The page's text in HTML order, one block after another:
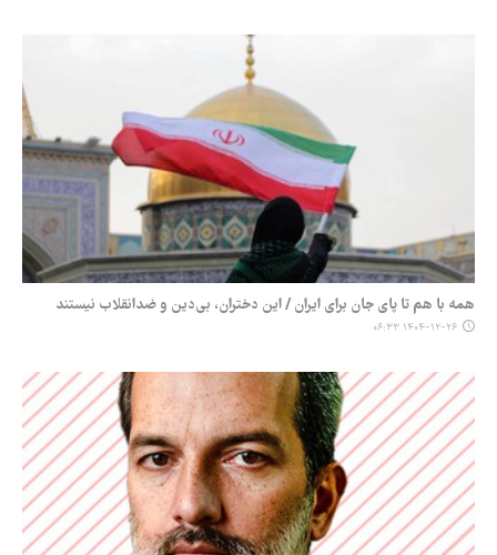
همه با هم تا پای جان برای ایران / این دختران، بی‌دین و ضدانقلاب نیستند
۱۴۰۴-۱۲-۲۶ ۰۶:۳۳